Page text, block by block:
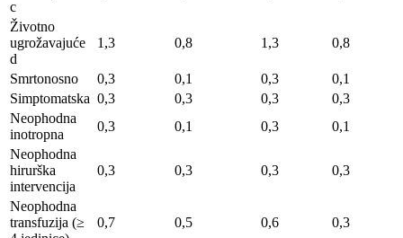
c
Životno
ugrožavajuće
d
1,3 0,8 1,3 0,8
Smrtonosno 0,3 0,1 0,3
0,1
Simptomatska 0,3 0,3 0,3
0,3
Neophodna
inotropna
0,3 0,1 0,3
0,1
Neophodna
hirurška
intervencija
0,3 0,3 0,3 0,3
Neophodna
transfuzija (≥
0,7 0,5 0,6 0,3